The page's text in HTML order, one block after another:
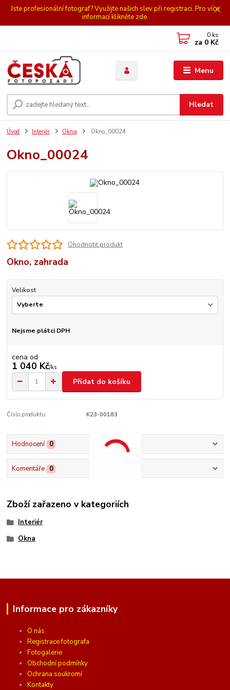
Jste profesionální fotograf? Využijte našich slev při registraci. Pro více
informací klikněte zde.
Menu
Hledat
0 ks
za 0 Kč
Úvod Interiér Okna Okno_00024
Okno_00024
Ohodnotit produkt
Okno, zahrada
Velikost
Nejsme plátci DPH
cena od
1 040 Kč/ks
Přidat do košíku
Číslo produktu: K23-00183
Hodnocení 0
Komentáře 0
Zboží zařazeno v kategoriích
Interiér
Okna
Informace pro zákazníky
O nás
Registrace fotografa
Fotogalerie
Obchodní podmínky
Ochrana soukromí
Kontakty